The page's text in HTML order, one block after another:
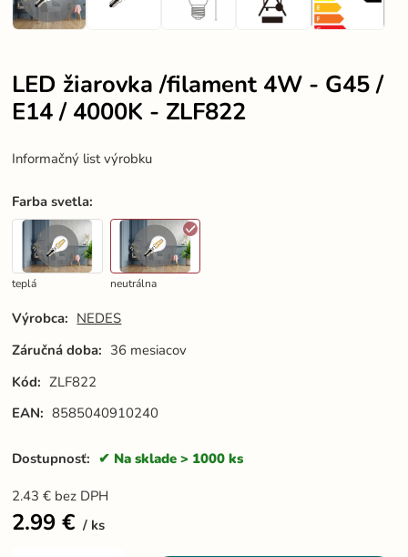
LED žiarovka /filament 4W - G45 /
E14 / 4000K - ZLF822
Informačný list výrobku
Farba svetla:
teplá neutrálna
Výrobca: NEDES
Záručná doba: 36 mesiacov
Kód: ZLF822
EAN: 8585040910240
Dostupnosť: Na sklade > 1000 ks
2.43 € bez DPH
2.99 € ks